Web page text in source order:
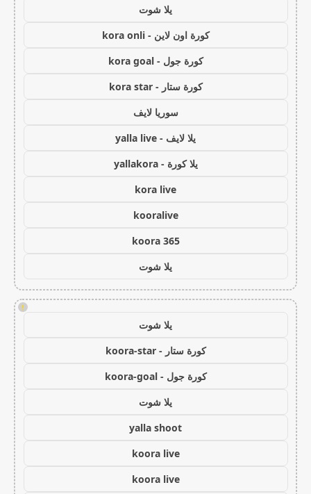
يلا شوت
كورة اون لاين - kora onli
كورة جول - kora goal
كورة ستار - kora star
سوريا لايف
يلا لايف - yalla live
يلا كورة - yallakora
kora live
kooralive
koora 365
يلا شوت
!
يلا شوت
كورة ستار - koora-star
كورة جول - koora-goal
يلا شوت
yalla shoot
koora live
koora live